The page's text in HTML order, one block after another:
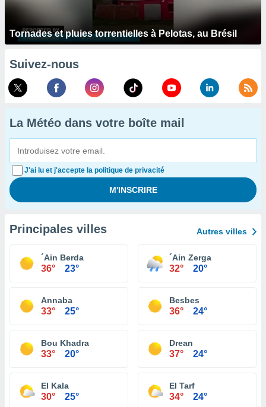
Tornades et pluies torrentielles à Pelotas, au Brésil
Suivez-nous
La Météo dans votre boîte mail
J'ai lu et j'accepte la politique de privacité
Principales villes Autres villes
´Ain Berda
36° 23°
´Ain Zerga
32° 20°
Annaba
33° 25°
Besbes
36° 24°
Bou Khadra
33° 20°
Drean
37° 24°
El Kala
30° 25°
El Tarf
34° 24°